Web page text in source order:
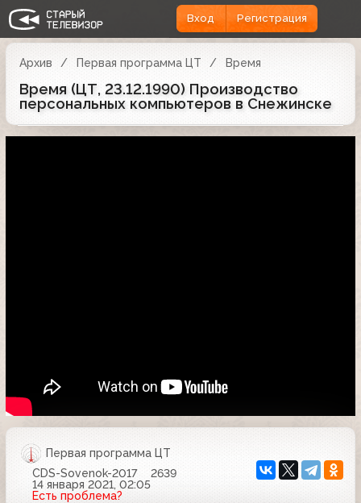
Вход Регистрация
Архив Первая программа ЦТ Время
Время (ЦТ, 23.12.1990) Производство
персональных компьютеров в Снежинске
Первая программа ЦТ
CDS-Sovenok-2017
2639
14 января 2021, 02:05
Есть проблема?